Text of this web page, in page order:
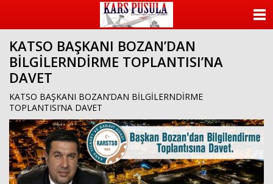
KATSO BAŞKANI BOZAN’DAN
BİLGİLERNDİRME TOPLANTISI’NA
DAVET
KATSO BAŞKANI BOZAN’DAN BİLGİLERNDİRME
TOPLANTISI’NA DAVET
KATEGORİLER
FOTO GALERİ
VİDEO GALERİ